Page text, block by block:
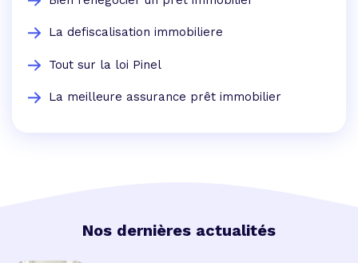
La defiscalisation immobiliere
Tout sur la loi Pinel
La meilleure assurance prêt immobilier
Nos dernières actualités